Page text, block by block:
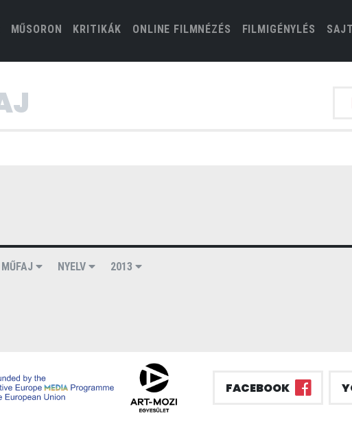
MŰSORON KRITIKÁK ONLINE FILMNÉZÉS FILMIGÉNYLÉS
MŰFAJ NYELV 2013
FACEBOOK